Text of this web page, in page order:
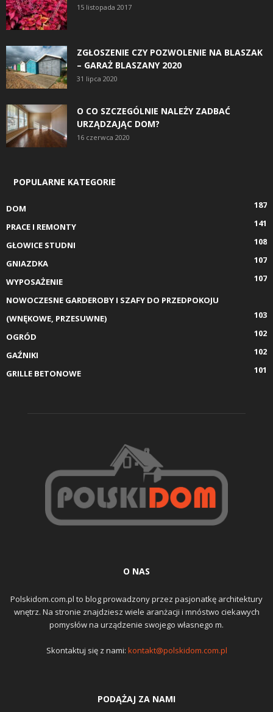
15 listopada 2017
ZGŁOSZENIE CZY POZWOLENIE NA BLASZAK
– GARAŻ BLASZANY 2020
31 lipca 2020
O CO SZCZEGÓLNIE NALEŻY ZADBAĆ
URZĄDZAJĄC DOM?
16 czerwca 2020
POPULARNE KATEGORIE
DOM
187
PRACE I REMONTY
141
GŁOWICE STUDNI
108
GNIAZDKA
107
WYPOSAŻENIE
107
NOWOCZESNE GARDEROBY I SZAFY DO PRZEDPOKOJU
(WNĘKOWE, PRZESUWNE)
103
OGRÓD
102
GAŹNIKI
102
GRILLE BETONOWE
101
O NAS
Polskidom.com.pl to blog prowadzony przez pasjonatkę architektury
wnętrz. Na stronie znajdziesz wiele aranżacji i mnóstwo ciekawych
pomysłów na urządzenie swojego własnego m.
Skontaktuj się z nami: kontakt@polskidom.com.pl
PODĄŻAJ ZA NAMI